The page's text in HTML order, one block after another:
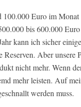
Euro im Monat
bis 600.000
kann ich sicher
Aber unsere
nicht mehr. Wenn
mehr leisten. Auf
werden muss.